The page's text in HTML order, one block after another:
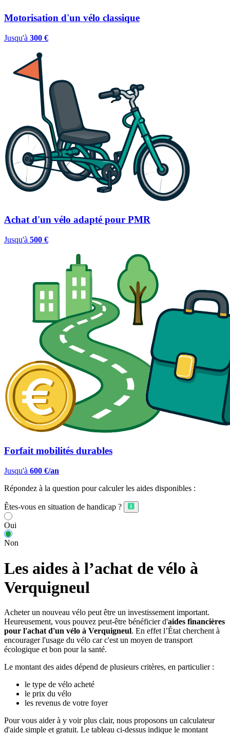
Motorisation d'un vélo classique
Jusqu'à 300 €
Achat d'un vélo adapté pour PMR
Jusqu'à 500 €
Forfait mobilités durables
Jusqu'à 600 €/an
Répondez à la question pour calculer les aides disponibles :
Êtes-vous en situation de handicap ?
Oui
Non
Les aides à l’achat de vélo à
Verquigneul
Acheter un nouveau vélo peut être un investissement important.
Heureusement, vous pouvez peut-être bénéficier d'aides financières
pour l'achat d'un vélo à Verquigneul. En effet l’État cherchent à
encourager l'usage du vélo car c'est un moyen de transport
écologique et bon pour la santé.
Le montant des aides dépend de plusieurs critères, en particulier :
le type de vélo acheté
le prix du vélo
les revenus de votre foyer
Pour vous aider à y voir plus clair, nous proposons un calculateur
d'aide simple et gratuit. Le tableau ci-dessus indique le montant